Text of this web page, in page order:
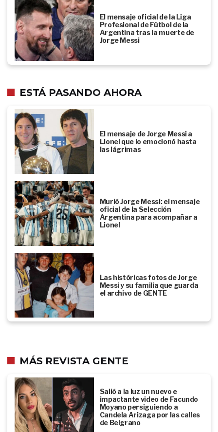
El mensaje oficial de la Liga
Profesional de Fútbol de la
Argentina tras la muerte de
Jorge Messi
ESTÁ PASANDO AHORA
El mensaje de Jorge Messi a
Lionel que lo emocionó hasta
las lágrimas
Murió Jorge Messi: el mensaje
oficial de la Selección
Argentina para acompañar a
Lionel
Las históricas fotos de Jorge
Messi y su familia que guarda
el archivo de GENTE
MÁS REVISTA GENTE
Salió a la luz un nuevo e
impactante video de Facundo
Moyano persiguiendo a
Candela Arizaga por las calles
de Belgrano